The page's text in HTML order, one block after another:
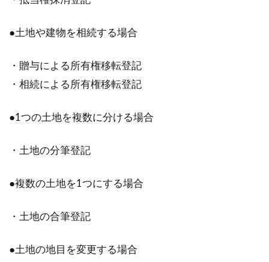
「お風呂に入ってさっぱりしたい！」と考えて
まうものでは...
トラブルを防ぐために…木造家屋の
間での暮らしを実現することができます。木造
●土地や建物を相続する場合
・贈与による所有権移転登記
・相続による所有権移転登記
●1つの土地を複数に分ける場合
・土地の分筆登記
●複数の土地を1つにする場合
・土地の合筆登記
●土地の地目を変更する場合